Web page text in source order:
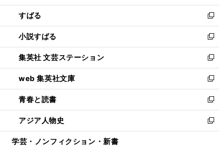
開
く
ウ
で
開
く
ン
ド
ウ
で
開
く
すばる
新
し
い
ウ
ィ
ン
ド
ウ
で
開
く
小説すばる
新
し
い
ウ
ィ
ン
ド
ウ
で
開
集英社 文芸ステーション
新
し
い
ウ
ィ
ン
ド
ウ
web 集英社文庫
新
し
い
ウ
ィ
ン
青春と読書
新
し
い
ウ
アジア人物史
新
し
学芸・ノンフィクション・新書